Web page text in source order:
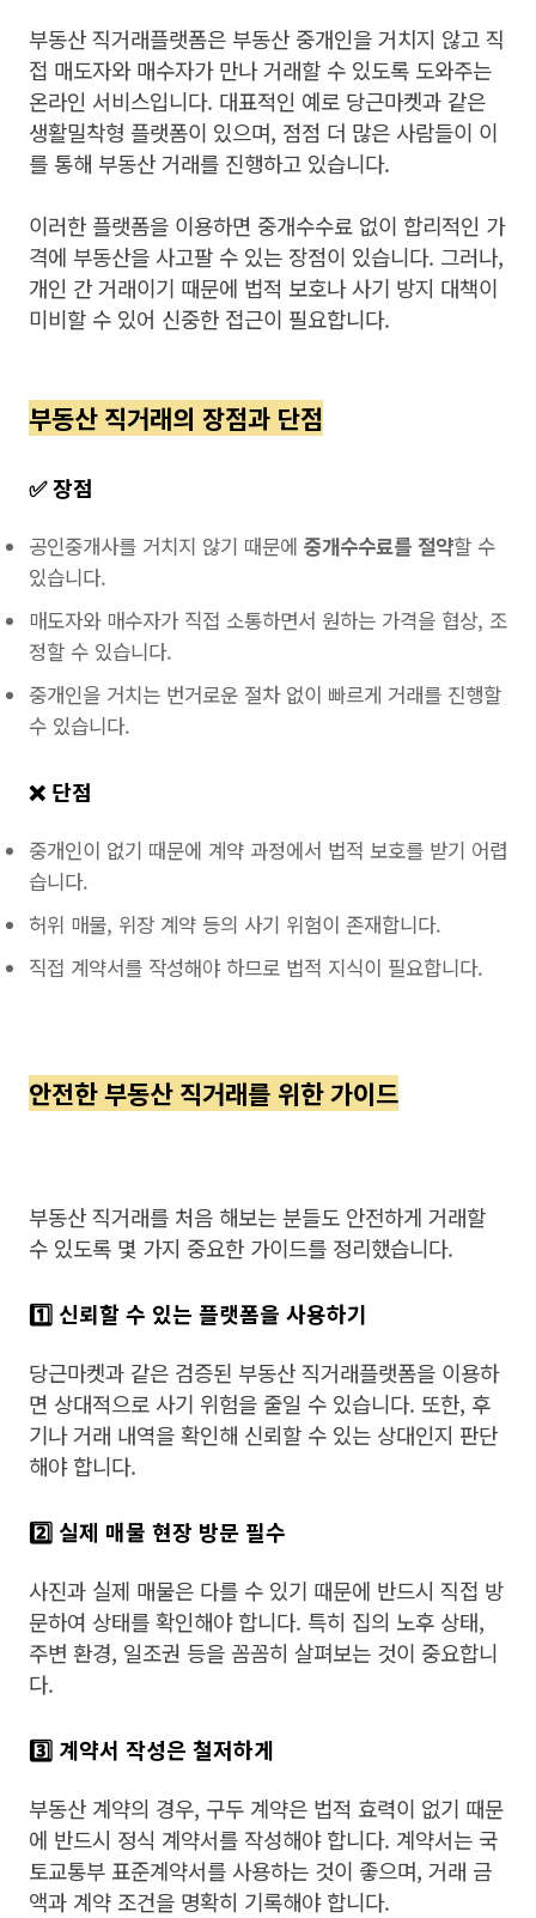
부동산 직거래플랫폼은 부동산 중개인을 거치지 않고 직
접 매도자와 매수자가 만나 거래할 수 있도록 도와주는
온라인 서비스입니다. 대표적인 예로 당근마켓과 같은
생활밀착형 플랫폼이 있으며, 점점 더 많은 사람들이 이
를 통해 부동산 거래를 진행하고 있습니다.
이러한 플랫폼을 이용하면 중개수수료 없이 합리적인 가
격에 부동산을 사고팔 수 있는 장점이 있습니다. 그러나,
개인 간 거래이기 때문에 법적 보호나 사기 방지 대책이
미비할 수 있어 신중한 접근이 필요합니다.
부동산 직거래의 장점과 단점
✅ 장점
공인중개사를 거치지 않기 때문에 중개수수료를 절약할 수
있습니다.
매도자와 매수자가 직접 소통하면서 원하는 가격을 협상, 조
정할 수 있습니다.
중개인을 거치는 번거로운 절차 없이 빠르게 거래를 진행할
수 있습니다.
❌ 단점
중개인이 없기 때문에 계약 과정에서 법적 보호를 받기 어렵
습니다.
허위 매물, 위장 계약 등의 사기 위험이 존재합니다.
직접 계약서를 작성해야 하므로 법적 지식이 필요합니다.
안전한 부동산 직거래를 위한 가이드
부동산 직거래를 처음 해보는 분들도 안전하게 거래할
수 있도록 몇 가지 중요한 가이드를 정리했습니다.
1️⃣ 신뢰할 수 있는 플랫폼을 사용하기
당근마켓과 같은 검증된 부동산 직거래플랫폼을 이용하
면 상대적으로 사기 위험을 줄일 수 있습니다. 또한, 후
기나 거래 내역을 확인해 신뢰할 수 있는 상대인지 판단
해야 합니다.
2️⃣ 실제 매물 현장 방문 필수
사진과 실제 매물은 다를 수 있기 때문에 반드시 직접 방
문하여 상태를 확인해야 합니다. 특히 집의 노후 상태,
주변 환경, 일조권 등을 꼼꼼히 살펴보는 것이 중요합니
다.
3️⃣ 계약서 작성은 철저하게
부동산 계약의 경우, 구두 계약은 법적 효력이 없기 때문
에 반드시 정식 계약서를 작성해야 합니다. 계약서는 국
토교통부 표준계약서를 사용하는 것이 좋으며, 거래 금
액과 계약 조건을 명확히 기록해야 합니다.